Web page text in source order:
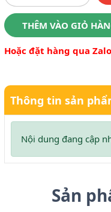
THÊM VÀO GIỎ
Hoặc đặt hàng qua Zalo
Thông tin sản
Nội dung đang cập
Sản